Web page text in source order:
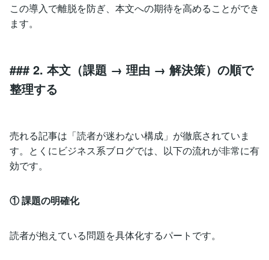
この導入で離脱を防ぎ、本文への期待を高めることができ
ます。
### 2. 本文（課題 → 理由 → 解決策）の順で
整理する
売れる記事は「読者が迷わない構成」が徹底されていま
す。とくにビジネス系ブログでは、以下の流れが非常に有
効です。
① 課題の明確化
読者が抱えている問題を具体化するパートです。